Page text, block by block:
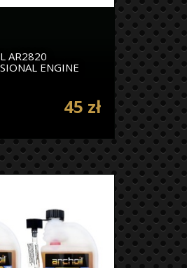
AR2820
ENGINE
45 zł